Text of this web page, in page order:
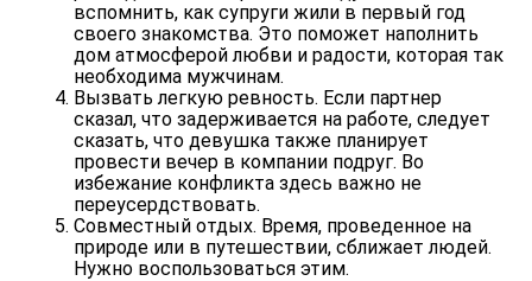
вспомнить, как супруги жили в первый год
своего знакомства. Это поможет наполнить
дом атмосферой любви и радости, которая так
необходима мужчинам.
Вызвать легкую ревность. Если партнер
сказал, что задерживается на работе, следует
сказать, что девушка также планирует
провести вечер в компании подруг. Во
избежание конфликта здесь важно не
переусердствовать.
Совместный отдых. Время, проведенное на
природе или в путешествии, сближает людей.
Нужно воспользоваться этим.